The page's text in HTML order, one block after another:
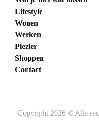
Lifestyle
Wonen
Werken
Plezier
Shoppen
Contact
Copyright 2026 © Alle